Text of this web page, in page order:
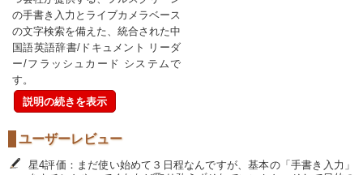
の手書き入力とライブカメラベース
の文字検索を備えた、統合された中
国語英語辞書/ドキュメント リーダ
ー/フラッシュカード システムで
す。
説明の続きを表示
ユーザーレビュー
星4評価：まだ使い始めて３日程なんですが、基本の「手書き入力」